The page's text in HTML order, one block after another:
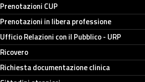
Prenotazioni CUP
Prenotazioni in libera professione
Ufficio Relazioni con il Pubblico - URP
Ricovero
Richiesta documentazione clinica